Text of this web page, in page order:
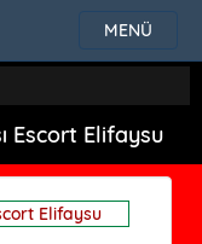
MENÜ
Escort Elifaysu